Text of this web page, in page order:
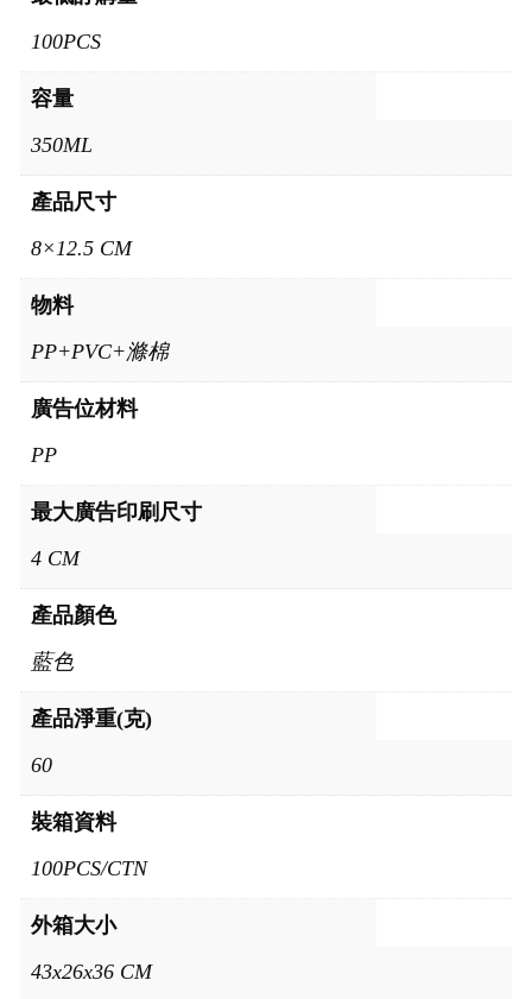
100PCS
容量
350ML
產品尺寸
8×12.5 CM
物料
PP+PVC+滌棉
廣告位材料
PP
最大廣告印刷尺寸
4 CM
產品顏色
藍色
產品淨重(克)
60
裝箱資料
100PCS/CTN
外箱大小
43x26x36 CM